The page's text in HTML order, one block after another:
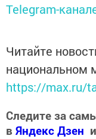
Telegram-
Читайте
национальном
https://max.ru/
Следите за
в Яндекс Дзен и